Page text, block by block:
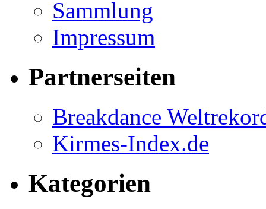
Sammlung
Impressum
Partnerseiten
Breakdance
Kirmes-Index.de
Kategorien